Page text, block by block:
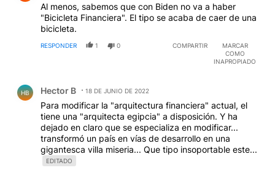
Al menos, sabemos que con Biden no va a haber
"Bicicleta Financiera". El tipo se acaba de caer de una
bicicleta.
RESPONDER 1 0 COMPARTIR
MARCAR
COMO
INAPROPIADO
HB Hector B 18 DE JUNIO DE 2022
Para modificar la "arquitectura financiera" actual, el
tiene una "arquitecta egipcia" a disposición. Y ha
dejado en claro que se especializa en modificar...
transformó un país en vías de desarrollo en una
gigantesca villa miseria... Que tipo insoportable este...
EDITADO